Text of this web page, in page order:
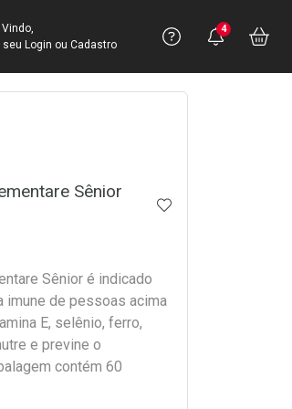
sua Conta
Vindo,
seu Login ou Cadastro
Precisa
Ver Recursos
Você
4
Sênior
ADICIONAR AOS
Sênior é indicado
de pessoas acima
E, selênio, ferro,
e previne o
contém 60